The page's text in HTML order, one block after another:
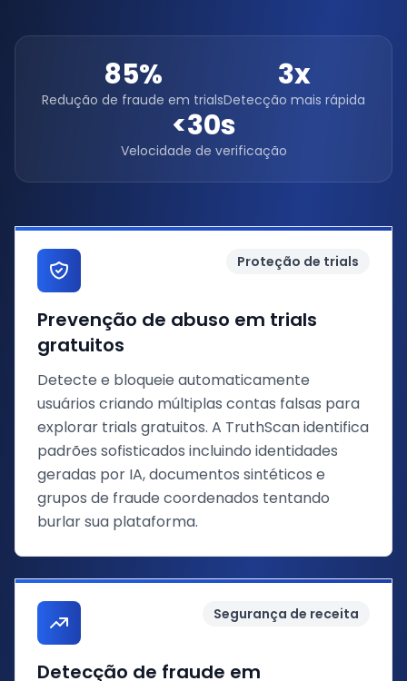
85%
Redução de fraude em trials
3x
Detecção mais rápida
<30s
Velocidade de verificação
Proteção de trials
Prevenção de abuso em trials
gratuitos
Detecte e bloqueie automaticamente
usuários criando múltiplas contas falsas para
explorar trials gratuitos. A TruthScan identifica
padrões sofisticados incluindo identidades
geradas por IA, documentos sintéticos e
grupos de fraude coordenados tentando
burlar sua plataforma.
Segurança de receita
Detecção de fraude em